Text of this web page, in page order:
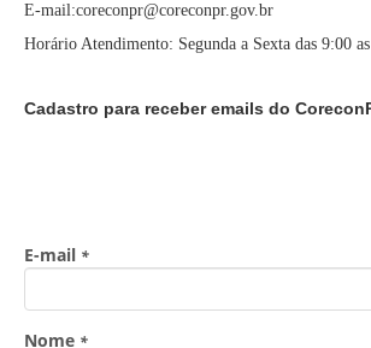
E-mail:coreconpr@coreconpr.gov.br
Horário Atendimento: Segunda a Sexta das 9:00
Cadastro para receber emails do